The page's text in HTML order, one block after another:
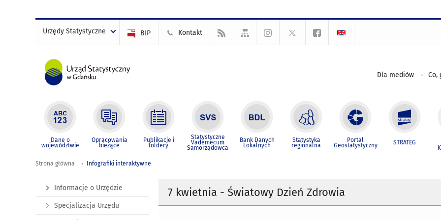
Urzędy Statystyczne BIP Kontakt
Dla mediów Co,
Dane o
województwie
Opracowania
bieżące
Publikacje i
foldery
Statystyczne
Vademecum
Samorządowca
Bank Danych
Lokalnych
Statystyka
regionalna
Portal
Geostatystyczny STRATEG
Strona główna Infografiki interaktywne
7 kwietnia - Światowy Dzień Zdrowia
Informacje o Urzędzie
Specjalizacja Urzędu